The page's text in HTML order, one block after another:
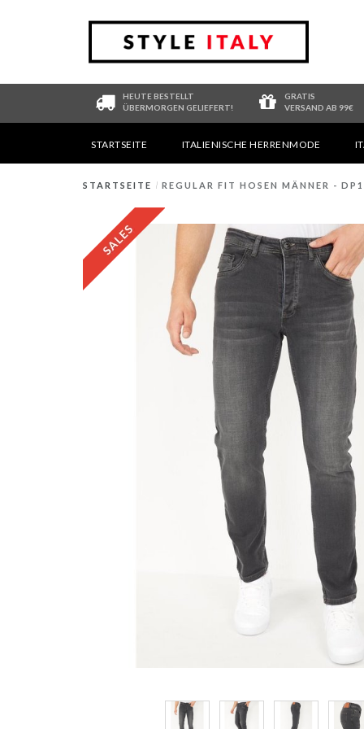
HEUTE BESTELLT
ÜBERMORGEN GELIEFERT!
GRATIS
VERSAND AB 99€
STARTSEITE ITALIENISCHE HERRENMODE
STARTSEITE / REGULAR FIT HOSEN MÄNNER -